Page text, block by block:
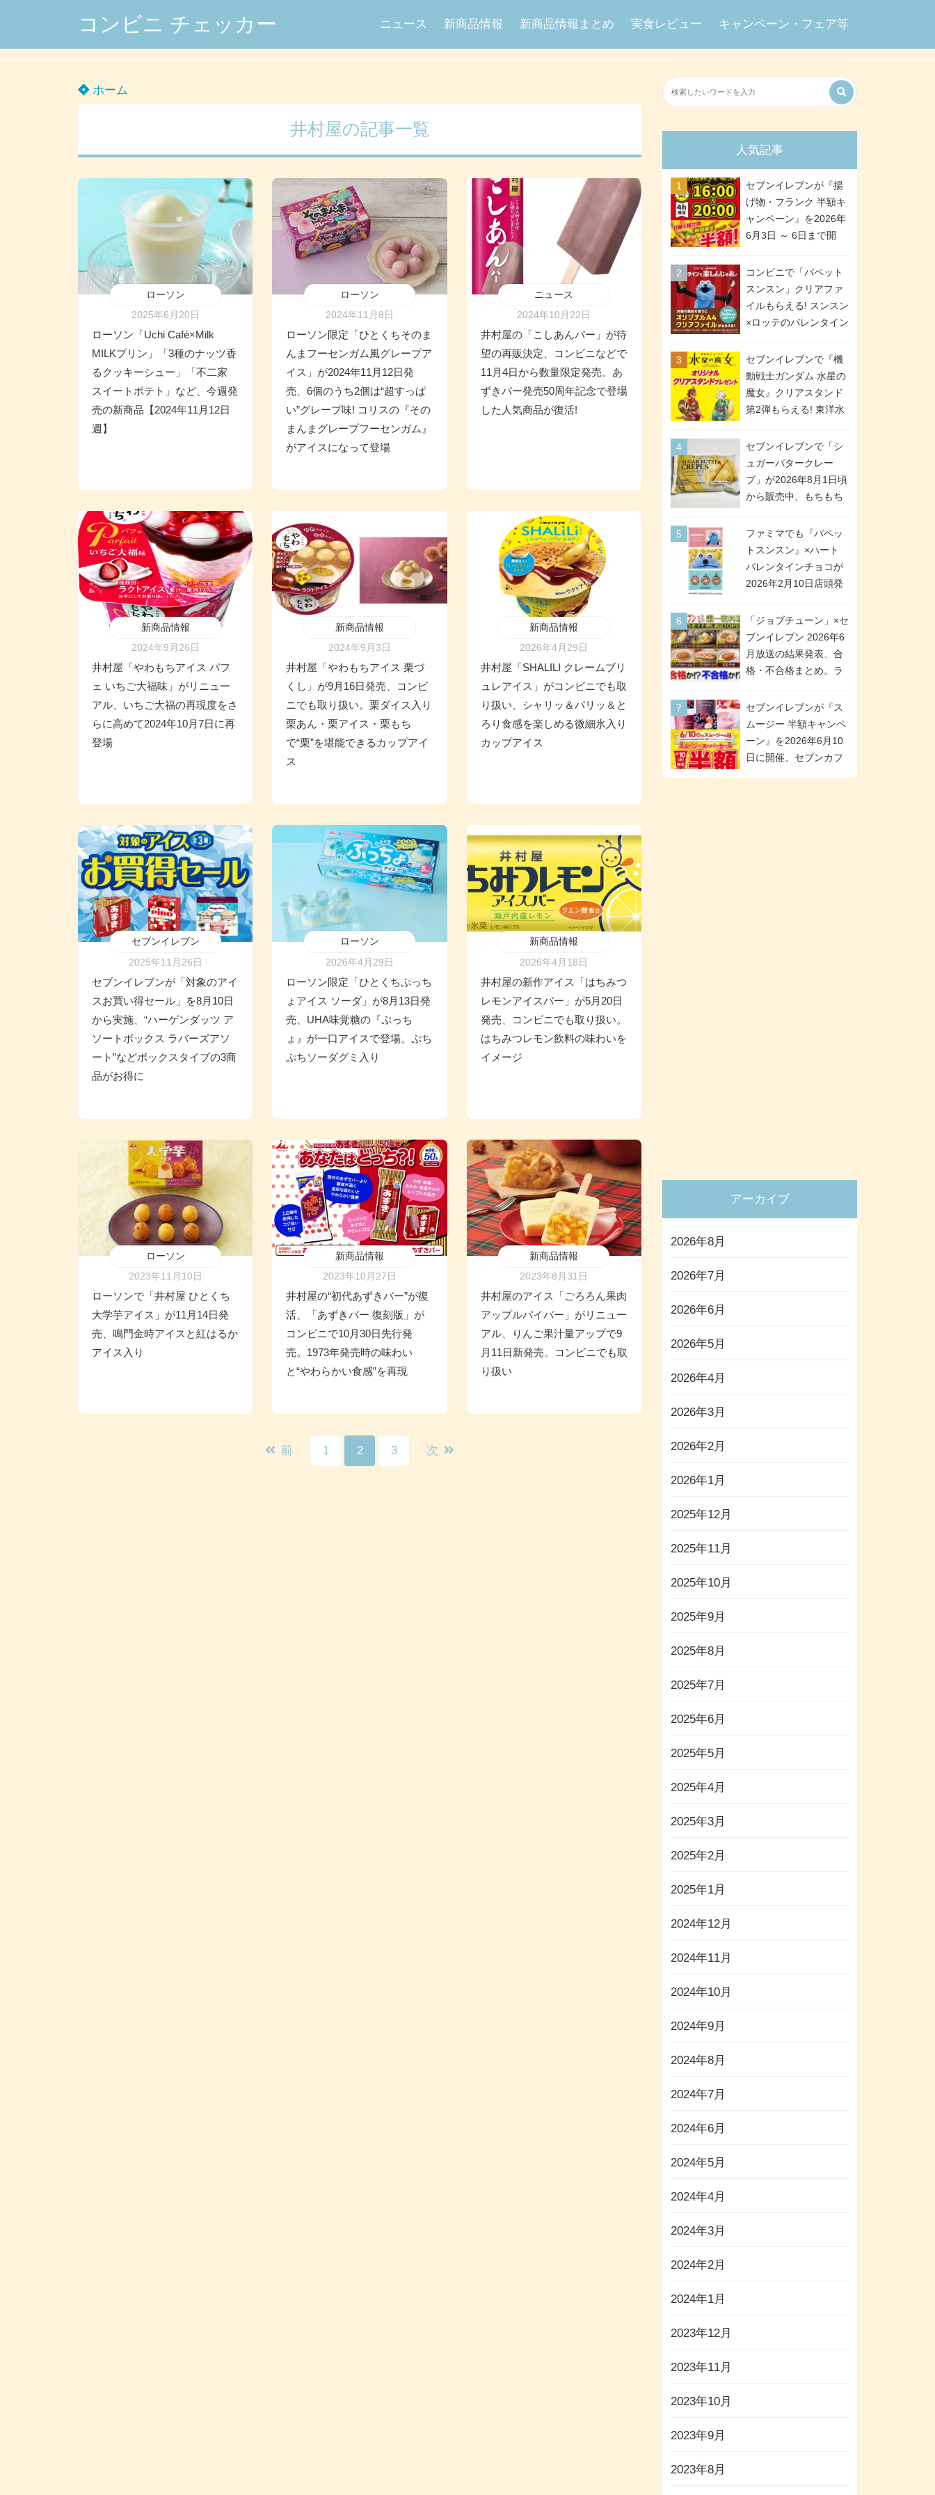
コンビニ チェッカー ニュース 新商品情報 新商品情報まとめ 実食レビュー キャンペーン・フェア等
ホーム
井村屋の記事一覧
ローソン
2025年6月20日
ローソン「Uchi Café×Milk
MILKプリン」「3種のナッツ香
るクッキーシュー」「不二家
スイートポテト」など、今週発
売の新商品【2024年11月12日
週】
ローソン
2024年11月8日
ローソン限定「ひとくちそのま
んまフーセンガム風グレープア
イス」が2024年11月12日発
売、6個のうち2個は“超すっぱ
い”グレープ味! コリスの『その
まんまグレープフーセンガム』
がアイスになって登場
ニュース
2024年10月22日
井村屋の「こしあんバー」が待
望の再販決定、コンビニなどで
11月4日から数量限定発売。あ
ずきバー発売50周年記念で登場
した人気商品が復活!
新商品情報
2024年9月26日
井村屋「やわもちアイス パフ
ェ いちご大福味」がリニュー
アル、いちご大福の再現度をさ
らに高めて2024年10月7日に再
登場
新商品情報
2024年9月3日
井村屋「やわもちアイス 栗づ
くし」が9月16日発売、コンビ
ニでも取り扱い。栗ダイス入り
栗あん・栗アイス・栗もち
で“栗”を堪能できるカップアイ
ス
新商品情報
2026年4月29日
井村屋「SHALILI クレームブリ
ュレアイス」がコンビニでも取
り扱い、シャリッ＆パリッ＆と
ろり食感を楽しめる微細氷入り
カップアイス
セブンイレブン
2025年11月26日
セブンイレブンが「対象のアイ
スお買い得セール」を8月10日
から実施、“ハーゲンダッツ ア
ソートボックス ラバーズアソ
ート”などボックスタイプの3商
品がお得に
ローソン
2026年4月29日
ローソン限定「ひとくちぷっち
ょアイス ソーダ」が8月13日発
売、UHA味覚糖の『ぷっち
ょ』が一口アイスで登場。ぷち
ぷちソーダグミ入り
新商品情報
2026年4月18日
井村屋の新作アイス「はちみつ
レモンアイスバー」が5月20日
発売、コンビニでも取り扱い。
はちみつレモン飲料の味わいを
イメージ
ローソン
2023年11月10日
ローソンで「井村屋 ひとくち
大学芋アイス」が11月14日発
売、鳴門金時アイスと紅はるか
アイス入り
新商品情報
2023年10月27日
井村屋の“初代あずきバー”が復
活、「あずきバー 復刻版」が
コンビニで10月30日先行発
売。1973年発売時の味わい
と“やわらかい食感”を再現
新商品情報
2023年8月31日
井村屋のアイス「ごろろん果肉
アップルパイバー」がリニュー
アル、りんご果汁量アップで9
月11日新発売。コンビニでも取
り扱い
前 1 2 3 次
人気記事
セブンイレブンが『揚
げ物・フランク 半額キ
ャンペーン』を2026年
6月3日 ～ 6日まで開
などが「揚げ物スーパ
ーセール」でお得に! 各
日16:00 ～ 20:00の4時
間限定で実施。ななチ
メリカンドッグが税抜
き69円!
コンビニで「パペット
スンスン」クリアファ
イルもらえる! スンスン
×ロッテのバレンタイン
スタート。セブン、フ
ァミマ、ローソンの3社
で異なるデザイン＆対
象商品
セブンイレブンで『機
動戦士ガンダム 水星の
魔女』クリアスタンド
第2弾もらえる! 東洋水
ペーンが2026年5月26
日スタート。浴衣＆た
ぬき・キツネ姿のスレ
ッタ / ミオリネ / グエ
号・5号) / シャディク
ドになって登場!
セブンイレブンで「シ
ュガーバタークレー
プ」が2026年8月1日頃
から販売中、もちもち
シュガー＆バターをレ
ンジアップで手軽に楽
しめる冷凍食品。2個入
り
ファミマでも『パペッ
トスンスン』×ハート
バレンタインチョコが
2026年2月10日店頭発
チョコ」「チョコ缶」
「ツインギフト」が登
場
「ジョブチューン」×セ
ブンイレブン 2026年6
月放送の結果発表、合
格・不合格まとめ。ラ
合格「金のハンバー
グ」。満場一致合格数
は6商品、合格数は2商
品。TVerでの見逃し配
セブンイレブンが『ス
ムージー 半額キャンペ
ーン』を2026年6月10
日に開催、セブンカフ
アーカイブ
2026年8月
2026年7月
2026年6月
2026年5月
2026年4月
2026年3月
2026年2月
2026年1月
2025年12月
2025年11月
2025年10月
2025年9月
2025年8月
2025年7月
2025年6月
2025年5月
2025年4月
2025年3月
2025年2月
2025年1月
2024年12月
2024年11月
2024年10月
2024年9月
2024年8月
2024年7月
2024年6月
2024年5月
2024年4月
2024年3月
2024年2月
2024年1月
2023年12月
2023年11月
2023年10月
2023年9月
2023年8月